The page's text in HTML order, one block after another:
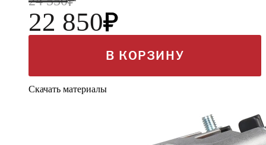
22 850
В КОРЗИНУ
Скачать материалы